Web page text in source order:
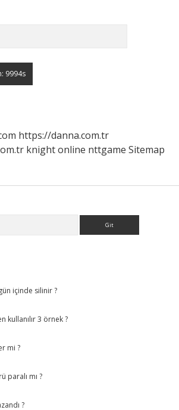
https://danna.com.tr
knight online nttgame Sitemap
içinde silinir ?
kullanılır 3 örnek ?
mi ?
paralı mı ?
?